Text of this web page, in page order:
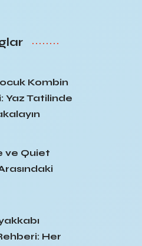
Kombin
Yaz Tatilinde
ve Quiet
Her